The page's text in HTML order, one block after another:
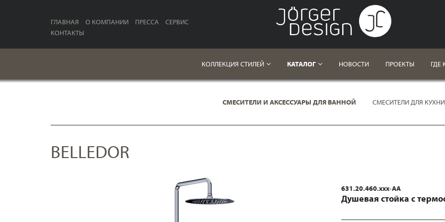
ГЛАВНАЯ О КОМПАНИИ ПРЕССА
СЕРВИС
КОНТАКТЫ
КОЛЛЕКЦИЯ СТИЛЕЙ КАТАЛОГ НОВОСТИ ПРОЕКТЫ ГДЕ
СМЕСИТЕЛИ И АКСЕССУАРЫ ДЛЯ ВАННОЙ СМЕСИТЕЛИ ДЛЯ КУХНИ
BELLEDOR
631.20.460.xxx-AA
Душевая стойка с